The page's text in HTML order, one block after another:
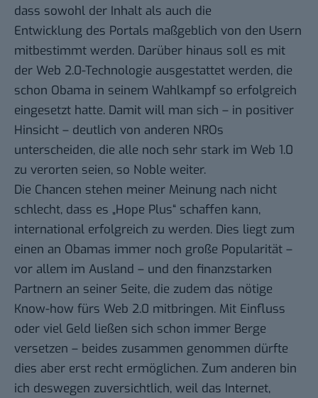
dass sowohl der Inhalt als auch die
Entwicklung des Portals maßgeblich von den Usern
mitbestimmt werden. Darüber hinaus soll es mit
der Web 2.0-Technologie ausgestattet werden, die
schon Obama in seinem Wahlkampf so erfolgreich
eingesetzt hatte. Damit will man sich – in positiver
Hinsicht – deutlich von anderen NROs
unterscheiden, die alle noch sehr stark im Web 1.0
zu verorten seien, so Noble weiter.
Die Chancen stehen meiner Meinung nach nicht
schlecht, dass es „Hope Plus“ schaffen kann,
international erfolgreich zu werden. Dies liegt zum
einen an Obamas immer noch große Popularität –
vor allem im Ausland – und den finanzstarken
Partnern an seiner Seite, die zudem das nötige
Know-how fürs Web 2.0 mitbringen. Mit Einfluss
oder viel Geld ließen sich schon immer Berge
versetzen – beides zusammen genommen dürfte
dies aber erst recht ermöglichen. Zum anderen bin
ich deswegen zuversichtlich, weil das Internet,